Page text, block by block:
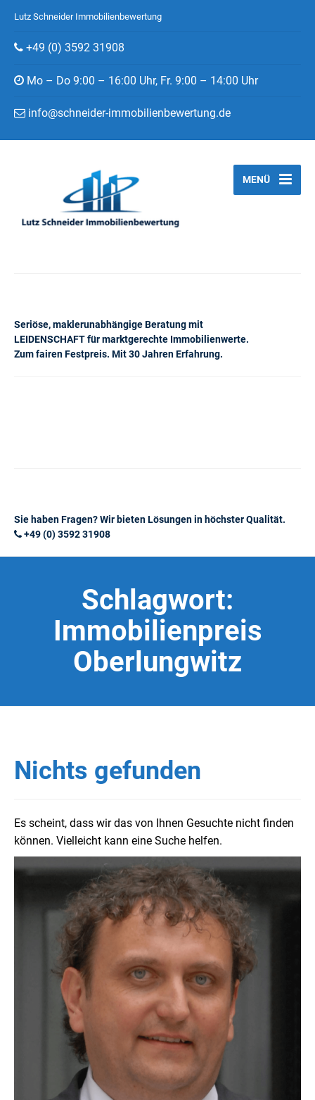
Lutz Schneider Immobilienbewertung
+49 (0) 3592 31908
Mo – Do 9:00 – 16:00 Uhr, Fr. 9:00 – 14:00 Uhr
info@schneider-immobilienbewertung.de
Seriöse, maklerunabhängige Beratung mit
LEIDENSCHAFT für marktgerechte Immobilienwerte.
Zum fairen Festpreis. Mit 30 Jahren Erfahrung.
MENÜ
Sie haben Fragen? Wir bieten Lösungen in höchster Qualität.
+49 (0) 3592 31908
Schlagwort:
Immobilienpreis
Oberlungwitz
Nichts gefunden
Es scheint, dass wir das von Ihnen Gesuchte nicht finden
können. Vielleicht kann eine Suche helfen.